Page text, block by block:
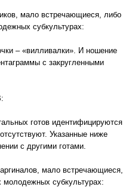
мало встречающиеся, либо
субкультурах:
– «вилливалки». И ношение
с закругленными
готов идентифицируются
Указанные ниже
с другими готами.
мало встречающиеся,
субкультурах: